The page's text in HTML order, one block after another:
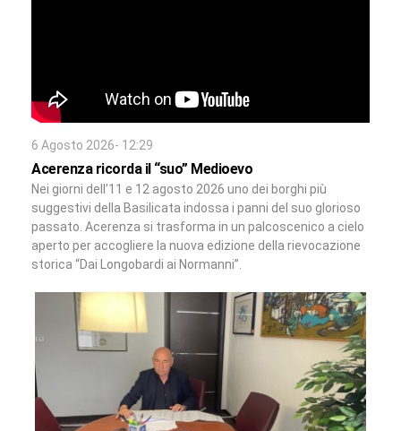
6 Agosto 2026- 12:29
Acerenza ricorda il “suo” Medioevo
Nei giorni dell’11 e 12 agosto 2026 uno dei borghi più
suggestivi della Basilicata indossa i panni del suo glorioso
passato. Acerenza si trasforma in un palcoscenico a cielo
aperto per accogliere la nuova edizione della rievocazione
storica “Dai Longobardi ai Normanni”.